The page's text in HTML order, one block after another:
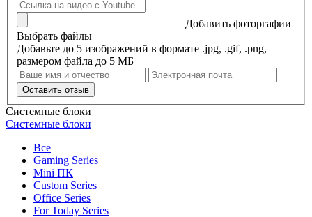
Добавить фоторгафии
Выбрать файлы
Добавьте до 5 изображений в формате .jpg, .gif, .png,
размером файла до 5 МБ
Оставить отзыв
Системные блоки
Системные блоки
Все
Gaming Series
Mini ПК
Custom Series
Office Series
For Today Series